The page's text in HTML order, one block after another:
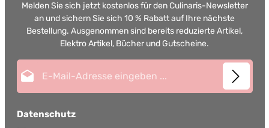
Melden Sie sich jetzt kostenlos für den Culinaris-Newsletter
an und sichern Sie sich 10 % Rabatt auf Ihre nächste
Bestellung. Ausgenommen sind bereits reduzierte Artikel,
Elektro Artikel, Bücher und Gutscheine.
Datenschutz